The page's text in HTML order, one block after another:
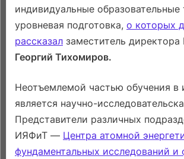
индивидуальные образовательные
уровневая подготовка, о которых
рассказал заместитель
Георгий Тихомиров.
Неотъемлемой частью обучения в
является научно-
Представители различных
ИЯФиТ — Центра атомной
фундаментальных исследований и